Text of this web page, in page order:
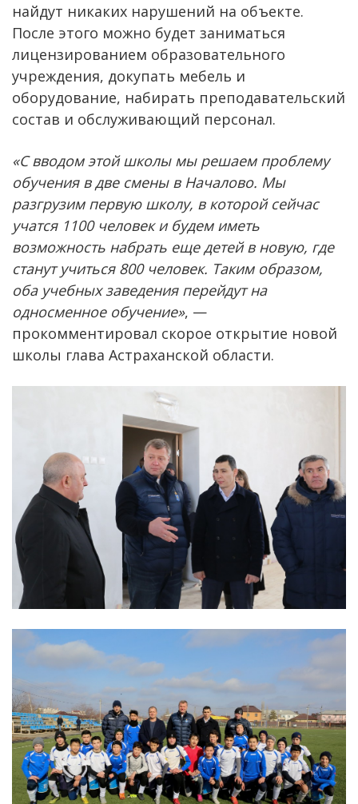
найдут никаких нарушений на объекте.
После этого можно будет заниматься
лицензированием образовательного
учреждения, докупать мебель и
оборудование, набирать преподавательский
состав и обслуживающий персонал.
«С вводом этой школы мы решаем проблему
обучения в две смены в Началово. Мы
разгрузим первую школу, в которой сейчас
учатся 1100 человек и будем иметь
возможность набрать еще детей в новую, где
станут учиться 800 человек. Таким образом,
оба учебных заведения перейдут на
односменное обучение», —
прокомментировал скорое открытие новой
школы глава Астраханской области.